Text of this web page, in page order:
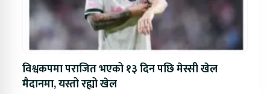
विश्वकपमा पराजित भएको १३ दिन पछि मेस्सी खेल
मैदानमा, यस्तो रह्यो खेल